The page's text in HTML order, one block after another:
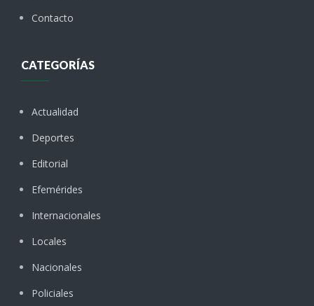
Contacto
CATEGORÍAS
Actualidad
Deportes
Editorial
Efemérides
Internacionales
Locales
Nacionales
Policiales